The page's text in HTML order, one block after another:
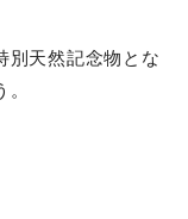
別天然記念物とな